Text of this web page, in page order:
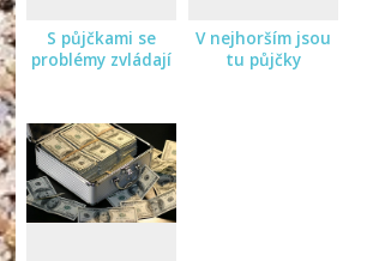
S půjčkami se
problémy zvládají
V nejhorším jsou
tu půjčky